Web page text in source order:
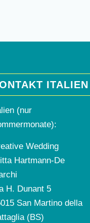
ITALIEN
(nur
Wedding
Hartmann-De
H. Dunant 5
San Martino della
(BS)